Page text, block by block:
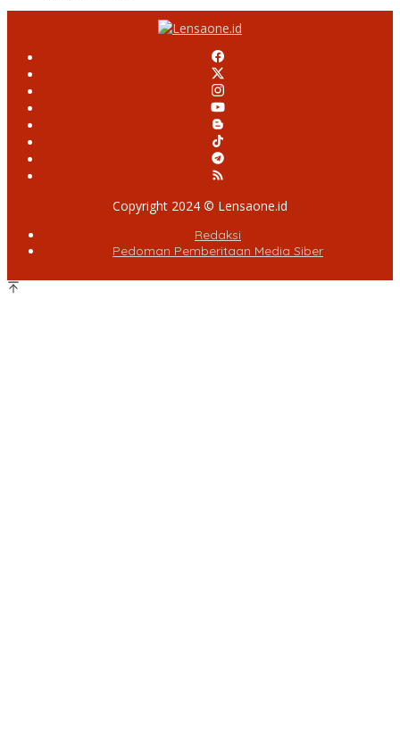
Copyright 2024 © Lensaone.id
Redaksi
Pedoman Pemberitaan Media Siber